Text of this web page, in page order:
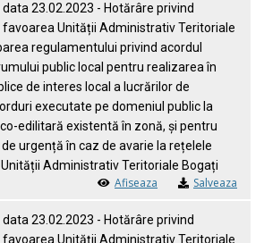
23.02.2023 - Hotărâre privind
Unității Administrativ Teritoriale
regulamentului privind acordul
public local pentru realizarea în
de interes local a lucrărilor de
executate pe domeniul public la
edilitară existentă în zonă, și pentru
urgență în caz de avarie la rețelele
Administrativ Teritoriale Bogați
Afiseaza Salveaza
23.02.2023 - Hotărâre privind
Unității Administrativ Teritoriale